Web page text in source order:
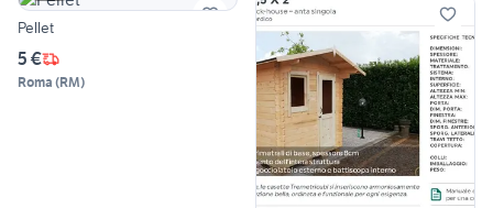
Pellet
5 €
Roma (RM)